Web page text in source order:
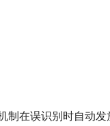
制在误识别时自动